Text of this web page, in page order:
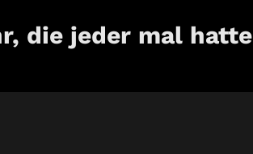
die jeder mal hatte